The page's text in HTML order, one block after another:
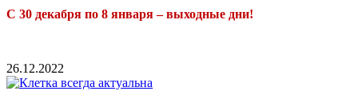
С 30 декабря по 8 января – выходные дни!
26.12.2022